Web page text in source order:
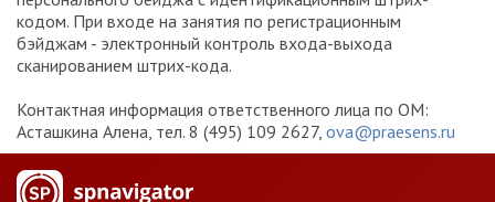
кодом. При входе на занятия по регистрационным
бэйджам - электронный контроль входа-выхода
сканированием штрих-кода.
Контактная информация ответственного лица по ОМ:
Асташкина Алена, тел. 8 (495) 109 2627, ova@praesens.ru